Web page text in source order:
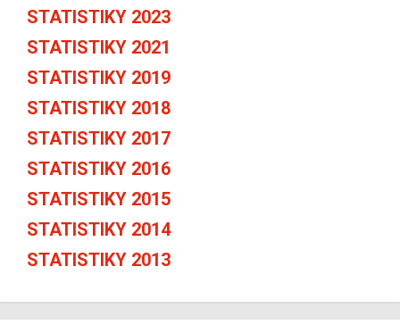
STATISTIKY 2023
STATISTIKY 2021
STATISTIKY 2019
STATISTIKY 2018
STATISTIKY 2017
STATISTIKY 2016
STATISTIKY 2015
STATISTIKY 2014
STATISTIKY 2013